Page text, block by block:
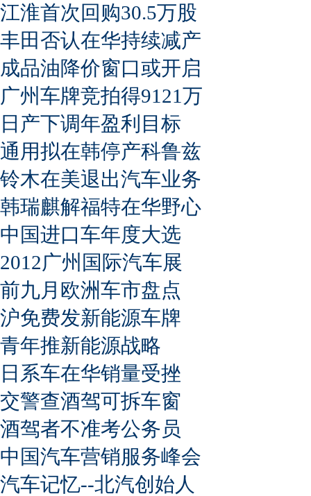
江淮首次回购30.5万股
丰田否认在华持续减产
成品油降价窗口或开启
广州车牌竞拍得9121万
日产下调年盈利目标
通用拟在韩停产科鲁兹
铃木在美退出汽车业务
韩瑞麒解福特在华野心
中国进口车年度大选
2012广州国际汽车展
前九月欧洲车市盘点
沪免费发新能源车牌
青年推新能源战略
日系车在华销量受挫
交警查酒驾可拆车窗
酒驾者不准考公务员
中国汽车营销服务峰会
汽车记忆--北汽创始人